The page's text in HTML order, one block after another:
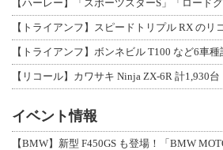
【トライアンフ】スピードトリプル RX のリ
【リコール】カワサキ Ninja ZX-6R 計1,930台
イベント情報
【BMW】新型 F450GS も登場！「BMW